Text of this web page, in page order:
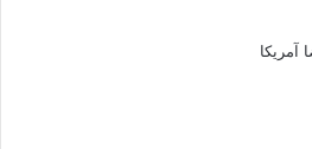
آمريکا